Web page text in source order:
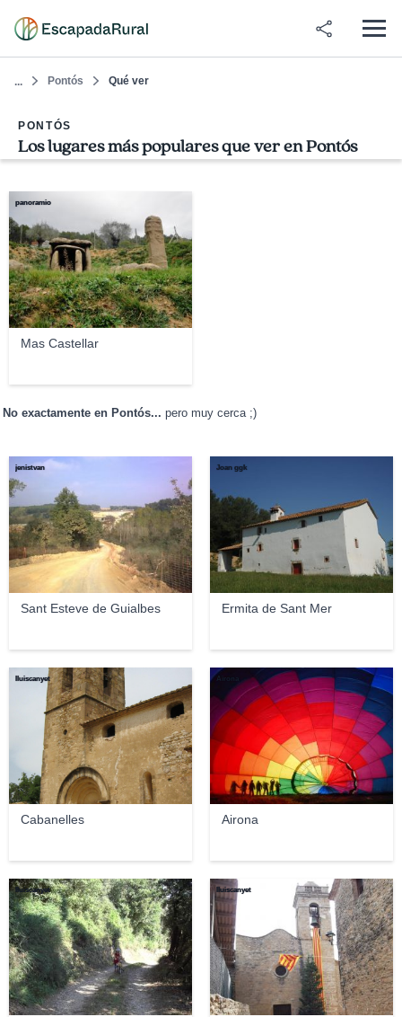
... Pontós Qué ver
PONTÓS
Los lugares más populares que ver en Pontós
Mas Castellar
panoramio
No exactamente en Pontós... pero muy cerca ;)
Sant Esteve de Guialbes
jenistvan
Ermita de Sant Mer
Joan ggk
Cabanelles
lluiscanyet
Airona
Airona
lluiscanyet lluiscanyet